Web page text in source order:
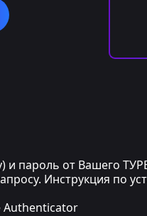
пароль от Вашего
Инструкция по
Authenticator